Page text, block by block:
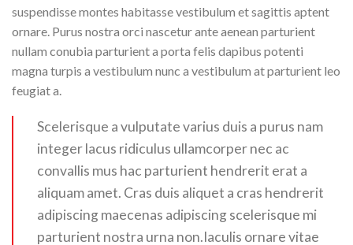
suspendisse montes habitasse vestibulum et sagittis aptent
ornare. Purus nostra orci nascetur ante aenean parturient
nullam conubia parturient a porta felis dapibus potenti
magna turpis a vestibulum nunc a vestibulum at parturient leo
feugiat a.
Scelerisque a vulputate varius duis a purus nam
integer lacus ridiculus ullamcorper nec ac
convallis mus hac parturient hendrerit erat a
aliquam amet. Cras duis aliquet a cras hendrerit
adipiscing maecenas adipiscing scelerisque mi
parturient nostra urna non.Iaculis ornare vitae